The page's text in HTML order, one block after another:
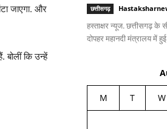
जाएगा. और
बोलीं कि उन्हें
छत्तीसगढ़
हस्ताक्षर न्यूज. छत्तीसगढ़ के
दोपहर महानदी मंत्रालय
M T W